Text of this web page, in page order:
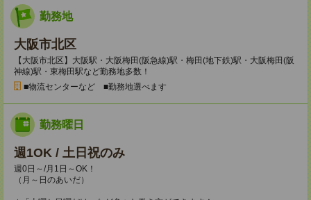
勤務地
大阪市北区
【大阪市北区】大阪駅・大阪梅田(阪急線)駅・梅田(地下鉄)駅・大阪梅田(阪
神線)駅・東梅田駅など勤務地多数！
■物流センターなど ■勤務地選べます
勤務曜日
週1OK / 土日祝のみ
週0日～/月1日～OK！
（月～日のあいだ）